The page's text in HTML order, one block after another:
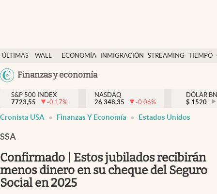
ÚLTIMAS
NOTICIAS
WALL
DÓLAR
ECONOMÍA INMIGRACIÓN STREAMING TIEMPO
México
USA
Finanzas y economía
Finanzas y economía
Wall Street y dólar
Inmigración
Espiritual
Streaming
S&P 500 INDEX
7723,55
-0.17%
NASDAQ
26.348,35
-0.06%
DÓLAR
$ 1520
Cronista USA Finanzas Y Economía Estados Unidos
SSA
Confirmado | Estos jubilados recibirán
menos dinero en su cheque del Seguro
Social en 2025